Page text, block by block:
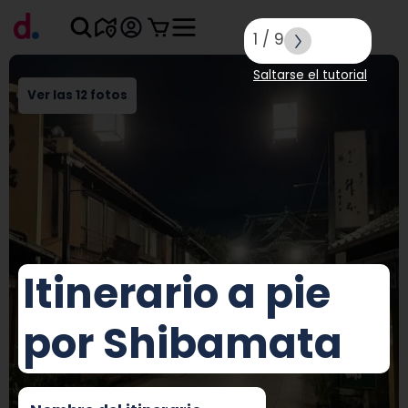
Ver las 12 fotos
Itinerario a pie
por Shibamata
1 / 9
Saltarse el tutorial